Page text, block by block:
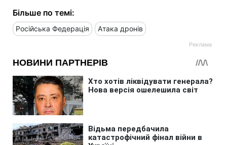
Більше по темі:
Російська Федерація Атака дронів